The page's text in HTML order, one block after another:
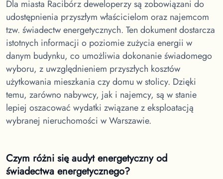
Dla miasta Racibórzdeweloperzy są zobowiązani do
udostępnienia przyszłym właścicielom oraz najemcom
tzw. świadectw energetycznych. Ten dokument dostarcza
istotnych informacji o poziomie zużycia energii w
danym budynku, co umożliwia dokonanie świadomego
wyboru, z uwzględnieniem przyszłych kosztów
użytkowania mieszkania czy domu w stolicy. Dzięki
temu, zarówno nabywcy, jak i najemcy, są w stanie
lepiej oszacować wydatki związane z eksploatacją
wybranej nieruchomości w Warszawie.
Czym różni się audyt energetyczny od
świadectwa energetycznego?